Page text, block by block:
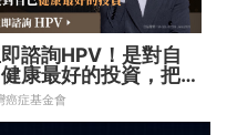
諮詢HPV！是對自
康最好的投資，把握
不嫌晚！
癌症基金會